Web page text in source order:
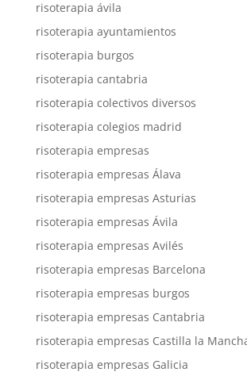
risoterapia ávila
risoterapia ayuntamientos
risoterapia burgos
risoterapia cantabria
risoterapia colectivos diversos
risoterapia colegios madrid
risoterapia empresas
risoterapia empresas Álava
risoterapia empresas Asturias
risoterapia empresas Ávila
risoterapia empresas Avilés
risoterapia empresas Barcelona
risoterapia empresas burgos
risoterapia empresas Cantabria
risoterapia empresas Castilla la
risoterapia empresas Galicia